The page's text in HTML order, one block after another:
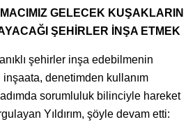
GELECEK KUŞAKLARIN
ŞEHİRLER İNŞA ETMEK
şehirler inşa edebilmenin
denetimden kullanım
sorumluluk bilinciyle hareket
Yıldırım, şöyle devam etti: